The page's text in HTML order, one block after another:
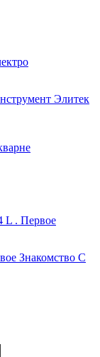
Элитек
Знакомство C